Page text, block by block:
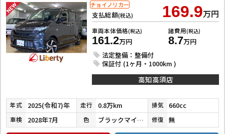
支払総額(税込) 169.9万円
車両本体価格(税込)
161.2万円
諸費用(税込)
8.7万円
法定整備：整備付
保証付 (1ヶ月・1000km )
チョイノリカー
高知高須店
年式 2025(令和7)年 走行 0.8万km 排気 660cc
車検 2028年7月 色 ブラックマイカメタリック 修復 無